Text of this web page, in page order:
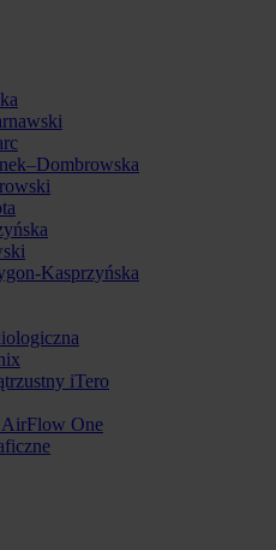
Kasprzyńska
iTero
One